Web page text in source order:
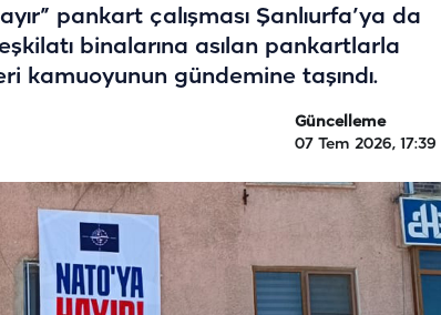
pankart çalışması Şanlıurfa’ya da
binalarına asılan pankartlarla
kamuoyunun gündemine taşındı.
Güncelleme
07 Tem 2026, 17:39